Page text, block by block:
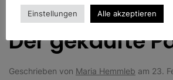
Geschrieben vonDennis Behrensam2.
Der gekaufte
Geschrieben von Maria Hemmleb am 23.
Einstellungen Alle akzeptieren